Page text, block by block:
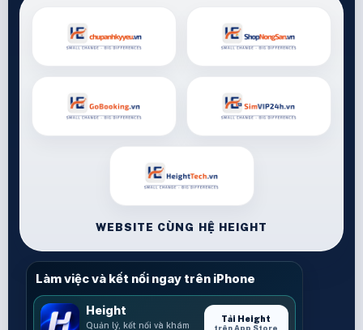
WEBSITE CÙNG HỆ HEIGHT
Làm việc và kết nối ngay trên iPhone
Height
Quản lý, kết nối và khám
Tải Height
trên App Store